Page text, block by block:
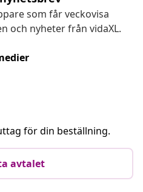
som får veckovisa
och nyheter från vidaXL.
för din beställning.
avtalet